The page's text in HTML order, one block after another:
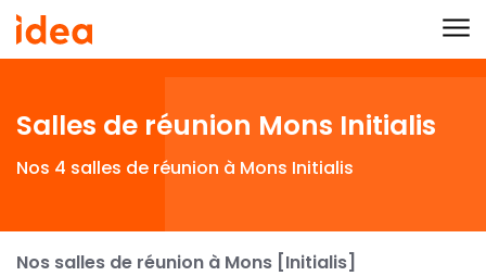
Aller au contenu
Salles de réunion Mons Initialis
Nos 4 salles de réunion à Mons Initialis
Nos salles de réunion à Mons [Initialis]